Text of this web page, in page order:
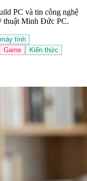
PC và tin công nghệ
thuật Minh Đức PC.
tính
Game
Kiến thức